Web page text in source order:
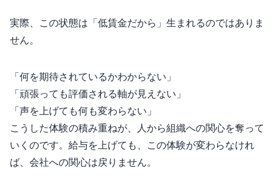
実際、この状態は「低賃金だから」生まれるのではありま
せん。
「何を期待されているかわからない」
「頑張っても評価される軸が見えない」
「声を上げても何も変わらない」
こうした体験の積み重ねが、人から組織への関心を奪って
いくのです。給与を上げても、この体験が変わらなけれ
ば、会社への関心は戻りません。